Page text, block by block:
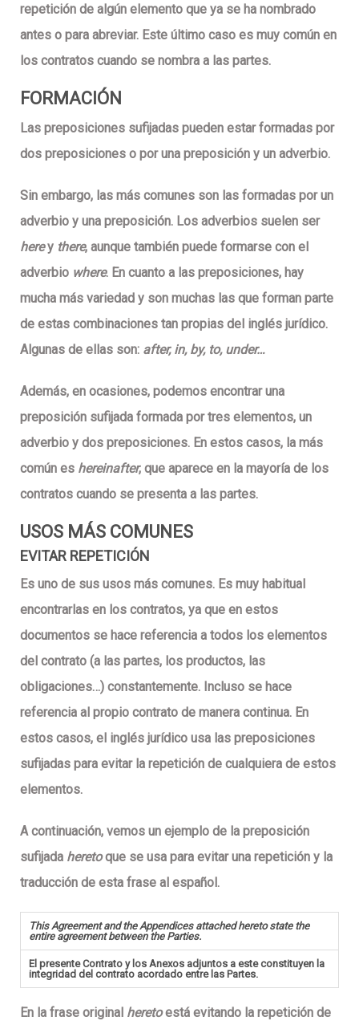
repetición de algún elemento que ya se ha nombrado
antes o para abreviar. Este último caso es muy común en
los contratos cuando se nombra a las partes.
FORMACIÓN
Las preposiciones sufijadas pueden estar formadas por
dos preposiciones o por una preposición y un adverbio.
Sin embargo, las más comunes son las formadas por un
adverbio y una preposición. Los adverbios suelen ser
herey there, aunque también puede formarse con el
adverbio where. En cuanto a las preposiciones, hay
mucha más variedad y son muchas las que forman parte
de estas combinaciones tan propias del inglés jurídico.
Algunas de ellas son: after, in, by, to, under…
Además, en ocasiones, podemos encontrar una
preposición sufijada formada por tres elementos, un
adverbio y dos preposiciones. En estos casos, la más
común es hereinafter, que aparece en la mayoría de los
contratos cuando se presenta a las partes.
USOS MÁS COMUNES
EVITAR REPETICIÓN
Es uno de sus usos más comunes. Es muy habitual
encontrarlas en los contratos, ya que en estos
documentos se hace referencia a todos los elementos
del contrato (a las partes, los productos, las
obligaciones…) constantemente. Incluso se hace
referencia al propio contrato de manera continua. En
estos casos, el inglés jurídico usa las preposiciones
sufijadas para evitar la repetición de cualquiera de estos
elementos.
A continuación, vemos un ejemplo de la preposición
sufijada heretoque se usa para evitar una repetición y la
traducción de esta frase al español.
This Agreement and the Appendices attached hereto state the
entire agreement between the Parties.
El presente Contrato y los Anexos adjuntos a este constituyen la
integridad del contrato acordado entre las Partes.
En la frase original heretoestá evitando la repetición de